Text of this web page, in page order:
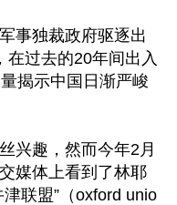
事独裁政府驱逐出
在过去的20年间出入
揭示中国日渐严峻
兴趣，然而今年2月
媒体上看到了林耶
联盟”（oxford unio